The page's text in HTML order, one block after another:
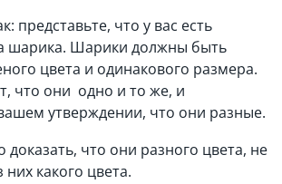
представьте, что у вас есть
шарика. Шарики должны быть
цвета и одинакового размера.
что они одно и то же, и
утверждении, что они разные.
доказать, что они разного цвета, не
них какого цвета.